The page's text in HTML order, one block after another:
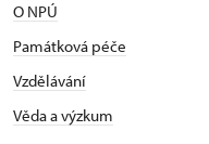
O NPÚ
Památková péče
Vzdělávání
Věda a výzkum